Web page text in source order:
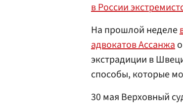
в России
На прошлой неделе
адвокатов Ассанжа
экстрадиции в
способы, которые
30 мая Верховный